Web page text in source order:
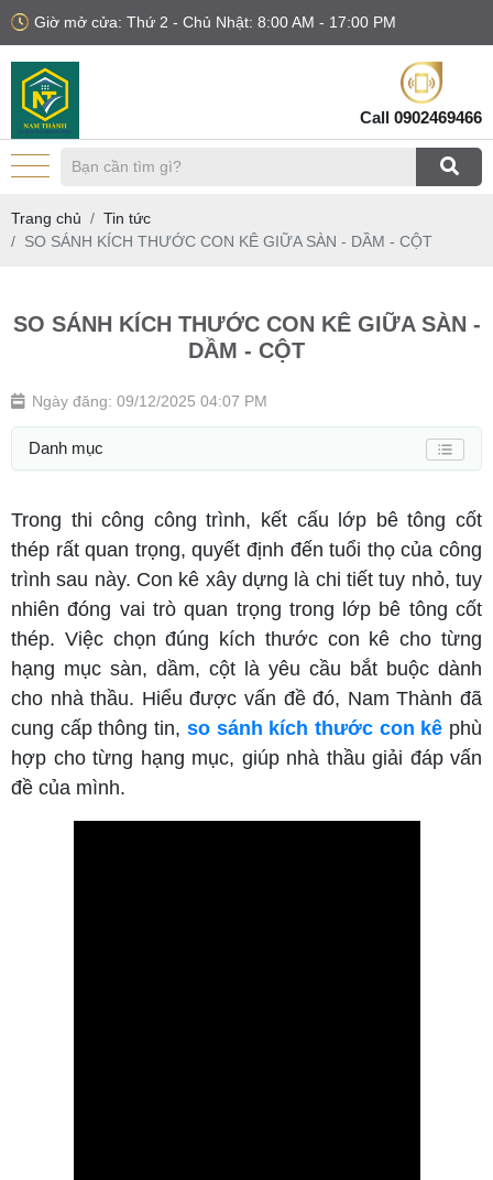
Giờ mở cửa: Thứ 2 - Chủ Nhật: 8:00 AM - 17:00 PM
Call 0902469466
Trang chủ
Tin tức
SO SÁNH KÍCH THƯỚC CON KÊ GIỮA SÀN - DẦM - CỘT
SO SÁNH KÍCH THƯỚC CON KÊ GIỮA SÀN -
DẦM - CỘT
Ngày đăng: 09/12/2025 04:07 PM
Danh mục
Trong thi công công trình, kết cấu lớp bê tông cốt
thép rất quan trọng, quyết định đến tuổi thọ của công
trình sau này. Con kê xây dựng là chi tiết tuy nhỏ, tuy
nhiên đóng vai trò quan trọng trong lớp bê tông cốt
thép. Việc chọn đúng kích thước con kê cho từng
hạng mục sàn, dầm, cột là yêu cầu bắt buộc dành
cho nhà thầu. Hiểu được vấn đề đó, Nam Thành đã
cung cấp thông tin, so sánh kích thước con kê phù
hợp cho từng hạng mục, giúp nhà thầu giải đáp vấn
đề của mình.